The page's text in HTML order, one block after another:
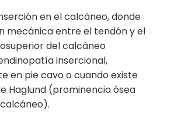
en el calcáneo, donde
mecánica entre el tendón y el
del calcáneo
insercional,
en pie cavo o cuando existe
Haglund (prominencia ósea